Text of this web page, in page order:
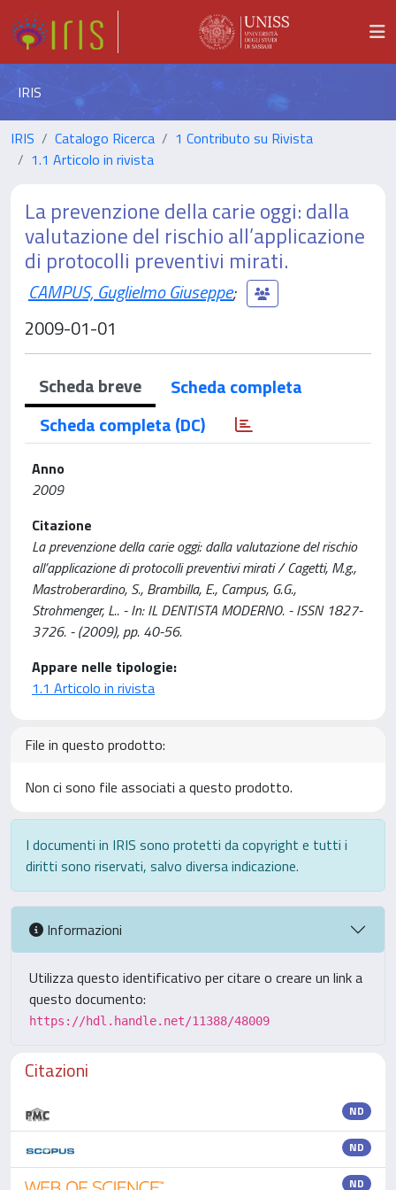
IRIS
IRIS Catalogo Ricerca
1 Contributo su Rivista
1.1 Articolo in rivista
La prevenzione della carie oggi: dalla
valutazione del rischio all’applicazione
di protocolli preventivi mirati.
CAMPUS, Guglielmo Giuseppe;
2009-01-01
Scheda breve
Scheda completa
Scheda completa (DC)
Anno
2009
Citazione
La prevenzione della carie oggi: dalla valutazione del rischio
all’applicazione di protocolli preventivi mirati / Cagetti, M.g.,
Mastroberardino, S., Brambilla, E., Campus, G.G.,
Strohmenger, L.. - In: IL DENTISTA MODERNO. - ISSN 1827-
3726. - (2009), pp. 40-56.
Appare nelle tipologie:
1.1 Articolo in rivista
File in questo prodotto:
Non ci sono file associati a questo prodotto.
I documenti in IRIS sono protetti da copyright e tutti i
diritti sono riservati, salvo diversa indicazione.
Informazioni
Utilizza questo identificativo per citare o creare un link a
questo documento:
https://hdl.handle.net/11388/48009
Citazioni
ND
ND
ND